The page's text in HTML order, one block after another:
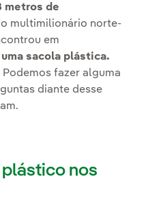
metros de
multimilionário norte-
em
sacola plástica.
fazer alguma
diante desse
nos